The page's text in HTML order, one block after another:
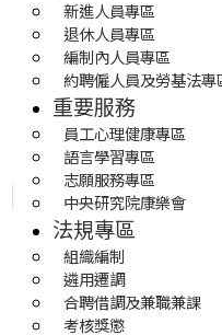
新進人員專區
退休人員專區
編制內人員專區
約聘僱人員及勞基法專
重要服務
員工心理健康專區
語言學習專區
志願服務專區
中央研究院康樂會
法規專區
組織編制
遴用遷調
合聘借調及兼職兼課
考核獎懲